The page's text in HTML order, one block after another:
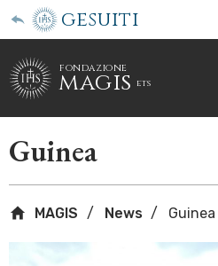
gesuiti
fondazione
magis ets
Guinea
MAGIS News Guinea